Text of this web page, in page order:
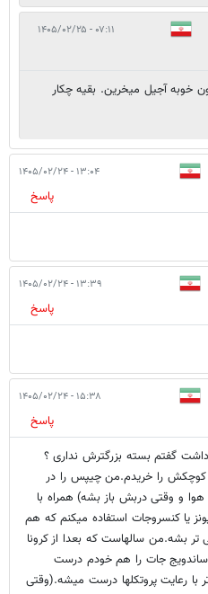
۰۷:۱۱ - ۱۴۰۵/۰۲/۲۵
خوبه آجیل میخرین. بقیه چکار
۱۳:۰۴ - ۱۴۰۵/۰۲/۲۴
پاسخ
۱۳:۳۹ - ۱۴۰۵/۰۲/۲۴
پاسخ
۱۵:۳۸ - ۱۴۰۵/۰۲/۲۴
پاسخ
گفتم بسته بزرگترش نداری ؟
کوچکش را خریدم.من چیپس را در
و وقتی دربش باز بشه) همراه با
یا کنسروجات استفاده میکنم که هم
بشه.من سالهاست که بعدا از کرونا
جات را هم خودم درست
رعایت پروتکلها درست میشه.(وقتی